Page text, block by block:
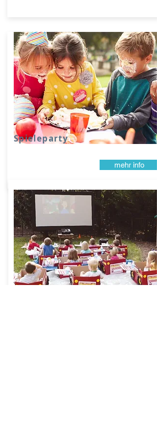
Spieleparty
mehr info